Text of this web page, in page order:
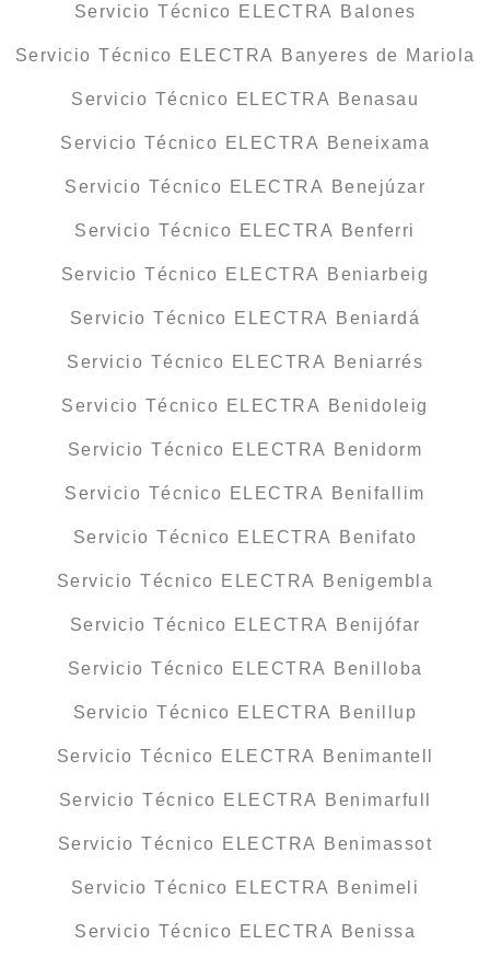
Servicio Técnico ELECTRA Balones
Servicio Técnico ELECTRA Banyeres de Mariola
Servicio Técnico ELECTRA Benasau
Servicio Técnico ELECTRA Beneixama
Servicio Técnico ELECTRA Benejúzar
Servicio Técnico ELECTRA Benferri
Servicio Técnico ELECTRA Beniarbeig
Servicio Técnico ELECTRA Beniardá
Servicio Técnico ELECTRA Beniarrés
Servicio Técnico ELECTRA Benidoleig
Servicio Técnico ELECTRA Benidorm
Servicio Técnico ELECTRA Benifallim
Servicio Técnico ELECTRA Benifato
Servicio Técnico ELECTRA Benigembla
Servicio Técnico ELECTRA Benijófar
Servicio Técnico ELECTRA Benilloba
Servicio Técnico ELECTRA Benillup
Servicio Técnico ELECTRA Benimantell
Servicio Técnico ELECTRA Benimarfull
Servicio Técnico ELECTRA Benimassot
Servicio Técnico ELECTRA Benimeli
Servicio Técnico ELECTRA Benissa